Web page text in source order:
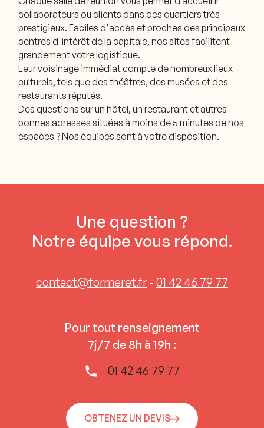
collaborateurs ou clients dans des quartiers très
prestigieux. Faciles d'accès et proches des principaux
centres d'intérêt de la capitale, nos sites facilitent
grandement votre logistique.
Leur voisinage immédiat compte de nombreux lieux
culturels, tels que des théâtres, des musées et des
restaurants réputés.
Des questions sur un hôtel, un restaurant et autres
bonnes adresses situées à moins de 5 minutes de nos
espaces ? Nos équipes sont à votre disposition.
Une question ?
Notre équipe vous répond.
contact@formeret.fr - 01 42 46 79 77
Pour tout renseignement
7j/7 de 8h à 19h :
01 42 46 79 77
OBTENEZ UN DEVIS